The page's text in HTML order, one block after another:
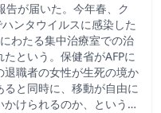
告が届いた。今年春、ク
ンタウイルスに感染した
わたる集中治療室での治
という。保健省がAFPに
職者の女性が生死の境か
と同時に、移動が自由に
かけられるのか、という…